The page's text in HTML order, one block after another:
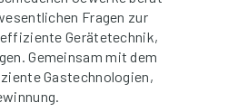
Fragen zur
Gerätetechnik,
Gemeinsam mit dem
Gastechnologien,